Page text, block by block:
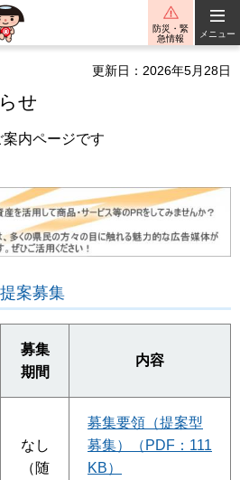
防災・緊
急情報
メニュー
更新日：2026年5月28日
せ
内ページです
案募集
募集
期間
内容
なし
（随
募集要領（提案型
募集）（PDF：111
KB）